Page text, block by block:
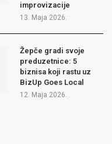
improvizacije
13. Maja 2026.
Žepče gradi svoje
preduzetnice: 5
biznisa koji rastu uz
BizUp Goes Local
12. Maja 2026.